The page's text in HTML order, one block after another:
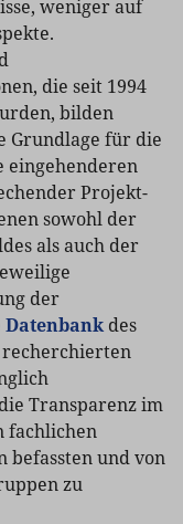
weniger auf
die seit 1994
bilden
Grundlage für die
eingehenderen
Projekt-
sowohl der
als auch der
der
Datenbankdes
recherchierten
Transparenz im
fachlichen
befassten und von
zu